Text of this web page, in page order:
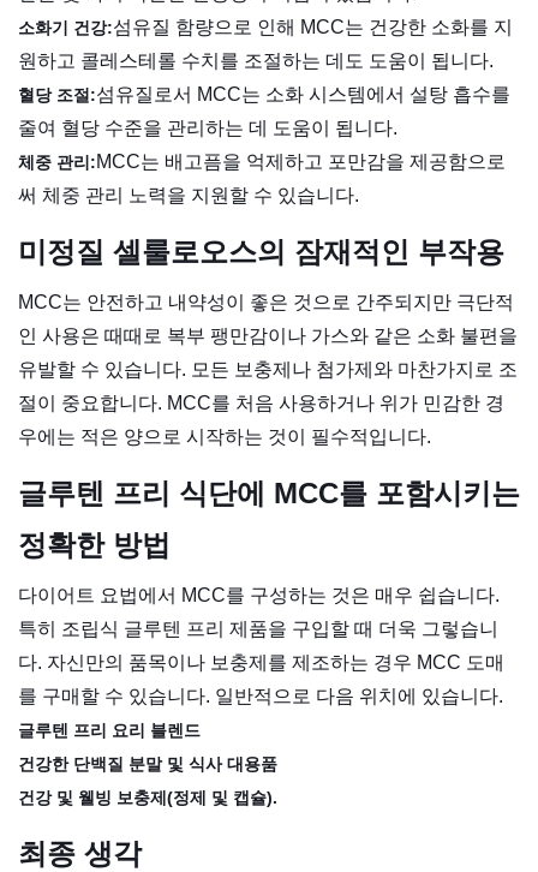
소화기 건강:섬유질 함량으로 인해 MCC는 건강한 소화를 지
원하고 콜레스테롤 수치를 조절하는 데도 도움이 됩니다.
혈당 조절:섬유질로서 MCC는 소화 시스템에서 설탕 흡수를
줄여 혈당 수준을 관리하는 데 도움이 됩니다.
체중 관리:MCC는 배고픔을 억제하고 포만감을 제공함으로
써 체중 관리 노력을 지원할 수 있습니다.
미정질 셀룰로오스의 잠재적인 부작용
MCC는 안전하고 내약성이 좋은 것으로 간주되지만 극단적
인 사용은 때때로 복부 팽만감이나 가스와 같은 소화 불편을
유발할 수 있습니다. 모든 보충제나 첨가제와 마찬가지로 조
절이 중요합니다. MCC를 처음 사용하거나 위가 민감한 경
우에는 적은 양으로 시작하는 것이 필수적입니다.
글루텐 프리 식단에 MCC를 포함시키는
정확한 방법
다이어트 요법에서 MCC를 구성하는 것은 매우 쉽습니다.
특히 조립식 글루텐 프리 제품을 구입할 때 더욱 그렇습니
다. 자신만의 품목이나 보충제를 제조하는 경우 MCC 도매
를 구매할 수 있습니다. 일반적으로 다음 위치에 있습니다.
글루텐 프리 요리 블렌드
건강한 단백질 분말 및 식사 대용품
건강 및 웰빙 보충제(정제 및 캡슐).
최종 생각